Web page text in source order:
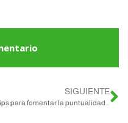
SIGUIENTE
5 tips para fomentar la puntualidad en el trabajo